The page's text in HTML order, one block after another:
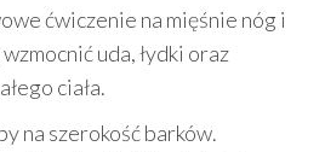
ćwiczenie na mięśnie nóg i
uda, łydki oraz
ciała.
na szerokość barków.